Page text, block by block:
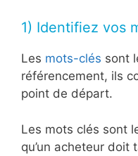
1) Identifiez vos
Les mots-clés sont
référencement, ils
point de départ.
Les mots clés sont
qu’un acheteur doit